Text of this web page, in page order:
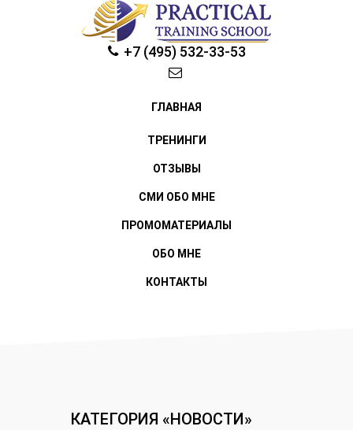
+7 (495) 532-33-53
ГЛАВНАЯ
ТРЕНИНГИ
ОТЗЫВЫ
СМИ ОБО МНЕ
ПРОМОМАТЕРИАЛЫ
ОБО МНЕ
КОНТАКТЫ
КАТЕГОРИЯ «НОВОСТИ»